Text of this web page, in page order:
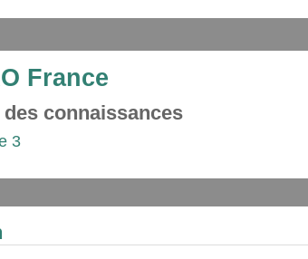
France
connaissances
3